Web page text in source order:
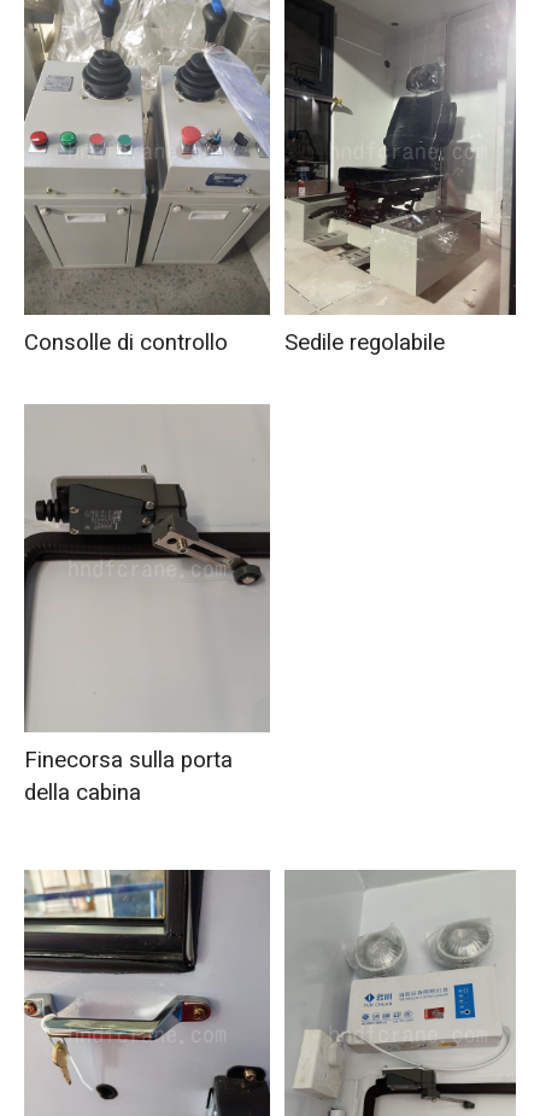
Consolle di controllo Sedile regolabile
Finecorsa sulla porta
della cabina